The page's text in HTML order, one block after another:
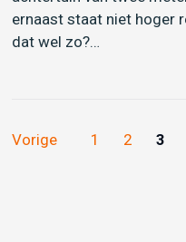
ernaast staat niet hoger
dat wel zo?…
Vorige 1 2 3